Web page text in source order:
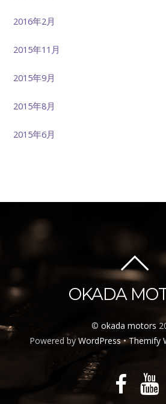
2016年2月
2015年11月
2015年9月
2015年8月
2015年6月
OKADA
© okada motors
Powered byWordPress•Themify